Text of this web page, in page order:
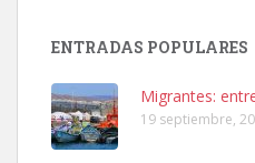
Leales.org » Gran Canaria
ENTRADAS POPULARES
Migrantes:
19 septiembre,